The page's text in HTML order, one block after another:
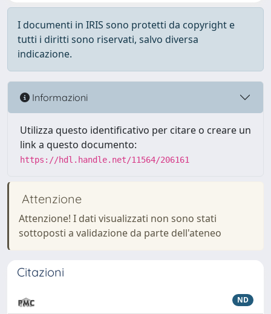
I documenti in IRIS sono protetti da copyright e
tutti i diritti sono riservati, salvo diversa
indicazione.
Informazioni
Utilizza questo identificativo per citare o creare un
link a questo documento:
https://hdl.handle.net/11564/206161
Attenzione
Attenzione! I dati visualizzati non sono stati
sottoposti a validazione da parte dell'ateneo
Citazioni
ND